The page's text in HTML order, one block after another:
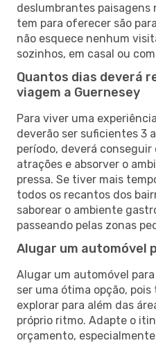
deslumbrantes paisagens
tem para oferecer são
não esquece nenhum
sozinhos, em casal ou
Quantos dias deverá
viagem a Guernesey
Para viver uma
deverão ser suficientes 3
período, deverá
atrações e absorver o
pressa. Se tiver mais
todos os recantos dos
saborear o ambiente
passeando pelas zonas
Alugar um automóvel
Alugar um automóvel
ser uma ótima opção,
explorar para além das
próprio ritmo. Adapte o
orçamento,